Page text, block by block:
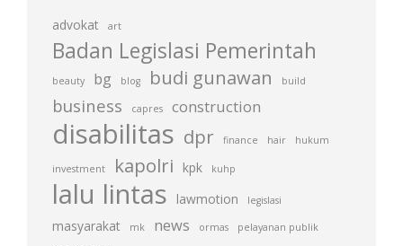
advokat art
Badan Legislasi Pemerintah
beauty bg blog budi gunawan build
business capres construction
disabilitas dpr finance hair hukum
investment kapolri kpk kuhp
lalu lintas lawmotion legislasi
masyarakat mk news ormas pelayanan publik